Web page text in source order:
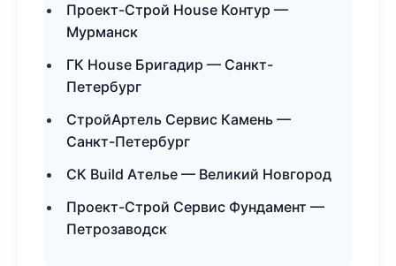
Проект-Строй House Контур —
Мурманск
ГК House Бригадир — Санкт-
Петербург
СтройАртель Сервис Камень —
Санкт-Петербург
СК Build Ателье — Великий Новгород
Проект-Строй Сервис Фундамент —
Петрозаводск